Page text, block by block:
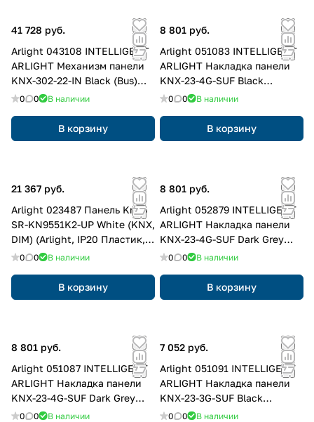
41 728 руб.
Arlight 043108 INTELLIGENT
ARLIGHT Механизм панели
KNX-302-22-IN Black (Bus)
(IARL, IP20 Пластик, 2 года)
0 0 В наличии
В корзину
8 801 руб.
Arlight 051083 INTELLIGENT
ARLIGHT Накладка панели
KNX-23-4G-SUF Black
(Backlight) (IARL, IP20
0 0 В наличии
В корзину
21 367 руб.
Arlight 023487 Панель Knob
SR-KN9551K2-UP White (KNX,
DIM) (Arlight, IP20 Пластик, 3
года) 023487
0 0 В наличии
В корзину
8 801 руб.
Arlight 052879 INTELLIGENT
ARLIGHT Накладка панели
KNX-23-4G-SUF Dark Grey
(Backlightless) (IARL, IP20
0 0 В наличии
В корзину
8 801 руб.
Arlight 051087 INTELLIGENT
ARLIGHT Накладка панели
KNX-23-4G-SUF Dark Grey
(Backlight) (IARL, IP20
0 0 В наличии
7 052 руб.
Arlight 051091 INTELLIGENT
ARLIGHT Накладка панели
KNX-23-3G-SUF Black
(Backlight) (IARL, IP20
0 0 В наличии